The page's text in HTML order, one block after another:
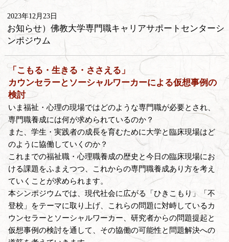
2023年12月23日
お知らせ）佛教大学専門職キャリアサポートセンターシ
ンポジウム
「こもる・生きる・ささえる」
カウンセラーとソーシャルワーカーによる仮想事例の
検討
いま福祉・心理の現場ではどのような専門職が必要とされ、
専門職養成には何が求められているのか？
また、学生・実践者の成長を育むために大学と臨床現場はど
のように協働していくのか？
これまでの福祉職・心理職養成の歴史と今日の臨床現場にお
ける課題をふまえつつ、これからの専門職養成あり方を考え
ていくことが求められます。
本シンポジウムでは、現代社会に広がる「ひきこもり」「不
登校」をテーマに取り上げ、これらの問題に対峙しているカ
ウンセラーとソーシャルワーカー、研究者からの問題提起と
仮想事例の検討を通して、その協働の可能性と問題解決への